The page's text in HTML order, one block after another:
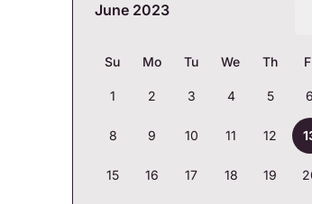
June 2023
Su Mo Tu We Th
1 2 3 4 5 6
8 9 10 11 12
15 16 17 18 19